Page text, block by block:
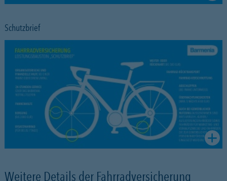
Schutzbrief
Weitere Details der Fahrradversicherung